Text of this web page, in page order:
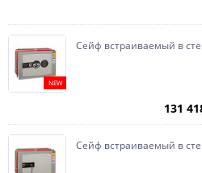
NEW
Сейф встраиваемый в
131
Сейф встраиваемый в